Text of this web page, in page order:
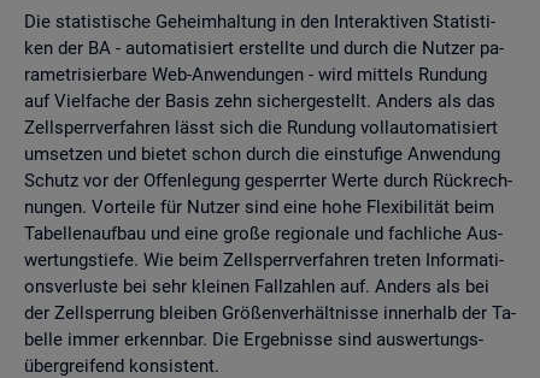
Die sta­tis­ti­sche Ge­heim­hal­tung in den In­ter­ak­ti­ven Sta­tis­ti­
ken der BA - au­to­ma­ti­siert er­stell­te und durch die Nut­zer pa­
ra­me­tri­sier­ba­re Web-An­wen­dun­gen - wird mit­tels Run­dung
auf Viel­fa­che der Basis zehn si­cher­ge­stellt. An­ders als das
Zell­sperr­ver­fah­ren lässt sich die Run­dung voll­au­to­ma­ti­siert
um­set­zen und bie­tet schon durch die ein­stu­fi­ge An­wen­dung
Schutz vor der Of­fen­le­gung ge­sperr­ter Werte durch Rück­rech­
nun­gen. Vor­tei­le für Nut­zer sind eine hohe Fle­xi­bi­li­tät beim
Ta­bel­len­auf­bau und eine große re­gio­na­le und fach­li­che Aus­
wer­tungs­tie­fe. Wie beim Zell­sperr­ver­fah­ren tre­ten In­for­ma­ti­
ons­ver­lus­te bei sehr klei­nen Fall­zah­len auf. An­ders als bei
der Zell­sper­rung blei­ben Grö­ßen­ver­hält­nis­se in­ner­halb der Ta­
bel­le immer er­kenn­bar. Die Er­geb­nis­se sind aus­wer­tungs­
über­grei­fend kon­sis­tent.